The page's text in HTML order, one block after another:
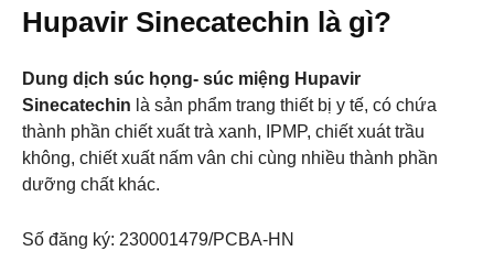
Hupavir Sinecatechin là gì?
Dung dịch súc họng- súc miệng Hupavir
Sinecatechin là sản phẩm trang thiết bị y tế, có chứa
thành phần chiết xuất trà xanh, IPMP, chiết xuát trầu
không, chiết xuất nấm vân chi cùng nhiều thành phần
dưỡng chất khác.
Số đăng ký: 230001479/PCBA-HN